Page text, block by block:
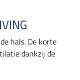
hals. De korte
dankzij de